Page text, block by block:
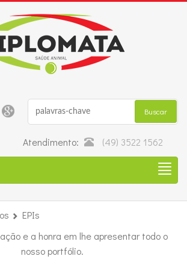
Atendimento: (49) 3522 1562
navigation
EPIs
e a honra em lhe apresentar todo o
nosso portfólio.